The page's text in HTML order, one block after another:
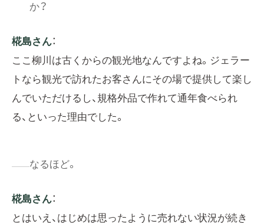
か？
椛島さん：
ここ柳川は古くからの観光地なんですよね。ジェラー
トなら観光で訪れたお客さんにその場で提供して楽し
んでいただけるし、規格外品で作れて通年食べられ
る、といった理由でした。
なるほど。
椛島さん：
とはいえ、はじめは思ったように売れない状況が続き